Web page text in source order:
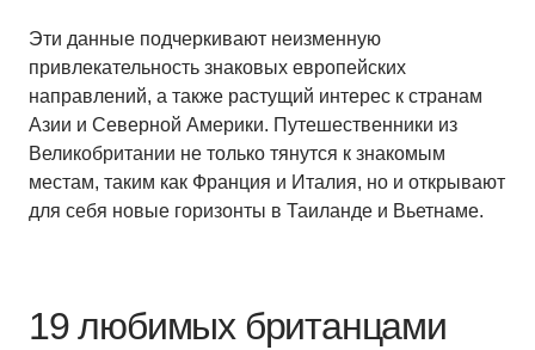
Эти данные подчеркивают неизменную
привлекательность знаковых европейских
направлений, а также растущий интерес к странам
Азии и Северной Америки. Путешественники из
Великобритании не только тянутся к знакомым
местам, таким как Франция и Италия, но и открывают
для себя новые горизонты в Таиланде и Вьетнаме.
19 любимых британцами